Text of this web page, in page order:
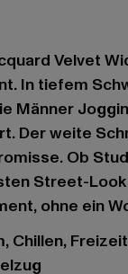
Velvet
In tiefem
Männer
Der weite
Ob
Street-
ohne ein
Chillen,